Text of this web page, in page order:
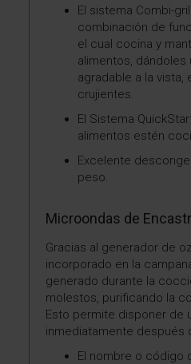
El sistema Combi-
combinación de
el cual cocina y
alimentos, dándoles
agradable a la
crujientes.
El Sistema
alimentos estén
Excelente
peso.
Microondas de
Gracias al generador de
incorporado en la
generado durante la
molestos, purificando la
Esto permite disponer de
inmediatamente después
El nombre o código